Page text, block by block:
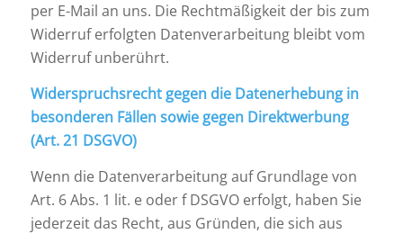
per E-Mail an uns. Die Rechtmäßigkeit der bis zum
Widerruf erfolgten Datenverarbeitung bleibt vom
Widerruf unberührt.
Widerspruchsrecht gegen die Datenerhebung in
besonderen Fällen sowie gegen Direktwerbung
(Art. 21 DSGVO)
Wenn die Datenverarbeitung auf Grundlage von
Art. 6 Abs. 1 lit. e oder f DSGVO erfolgt, haben Sie
jederzeit das Recht, aus Gründen, die sich aus